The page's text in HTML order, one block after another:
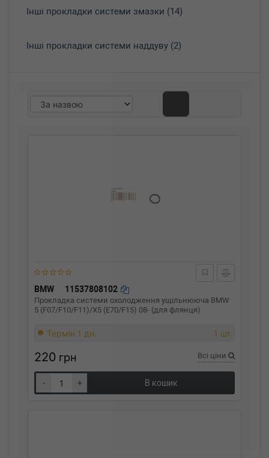
Інші прокладки системи змазки (14)
Інші прокладки системи наддуву (2)
BMW 11537808102
Прокладка системи охолодження ущільнююча BMW
5 (F07/F10/F11)/X5 (E70/F15) 08- (для флянця)
Термін 1 дн. 1 шт.
220 грн Всі ціни
- + В кошик